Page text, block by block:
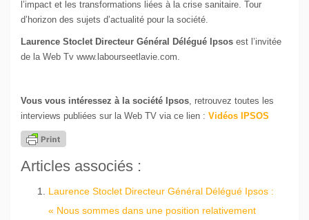
l’impact et les transformations liées à la crise sanitaire. Tour
d’horizon des sujets d’actualité pour la société.
Laurence Stoclet Directeur Général Délégué Ipsos est l’invitée
de la Web Tv www.labourseetlavie.com.
Vous vous intéressez à la société Ipsos, retrouvez toutes les
interviews publiées sur la Web TV via ce lien : Vidéos IPSOS
Articles associés :
Laurence Stoclet Directeur Général Délégué Ipsos :
« Nous sommes dans une position relativement